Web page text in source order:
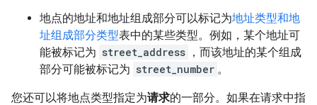
地点的地址和地址组成部分可以标记为地址类型和地
址组成部分类型表中的某些类型。例如，某个地址可
能被标记为 street_address ，而该地址的某个组成
部分可能被标记为 street_number 。
您还可以将地点类型指定为请求的一部分。如果在请求中指